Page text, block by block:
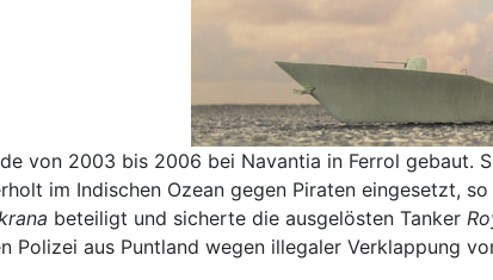
von 2003 bis 2006 bei Navantia in Ferrol gebaut.
im Indischen Ozean gegen Piraten eingesetzt,
beteiligt und sicherte die ausgelösten Tanker
Polizei aus Puntland wegen illegaler Verklappung